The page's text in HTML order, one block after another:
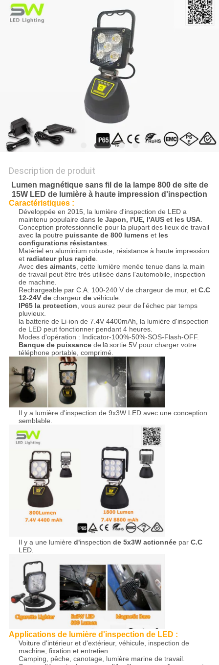
NOUVELLES
DU
SITE
POLITIQUE
DE
CONFIDENTIALITÉ
Description de produit
Lumen magnétique sans fil de la lampe 800 de site de
15W LED de lumière à haute impression d'inspection
Caractéristiques :
Développée en 2015, la lumière d'inspection de LED a
maintenu populaire dans le Japon, l'UE, l'AUS et les USA.
Conception professionnelle pour la plupart des lieux de travail
avec lapoutre puissante de 800 lumens et les
configurations résistantes.
Matériel en aluminium robuste, résistance à haute impression
et radiateur plus rapide.
Avec des aimants, cette lumière menée tenue dans la main
de travail peut être très utilisée dans l'automobile, inspection
de machine.
Rechargeable par C.A. 100-240 V de chargeur de mur, et C.C
12-24V dechargeur devéhicule.
IP65 la protection, vous aurez peur de l'échec par temps
pluvieux.
la batterie de Li-ion de 7.4V 4400mAh, la lumière d'inspection
de LED peut fonctionner pendant 4 heures.
Modes d'opération : Indicator-100%-50%-SOS-Flash-OFF.
Banque de puissancede lasortie 5V pour charger votre
téléphone portable, comprimé.
Il y a lumière d'inspection de 9x3W LED avec une conception
semblable.
Il y a une lumière d'inspection de 5x3W actionnéepar C.C
LED.
Applications de lumière d'inspection de LED :
Voiture d'intérieur et d'extérieur, véhicule, inspection de
machine, fixation et entretien.
Camping, pêche, canotage, lumière marine de travail.